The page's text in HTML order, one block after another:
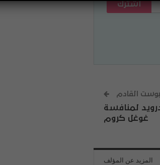
اشترك
القادم
لمنافسة
غوغل كروم
المزيد عن المؤلف